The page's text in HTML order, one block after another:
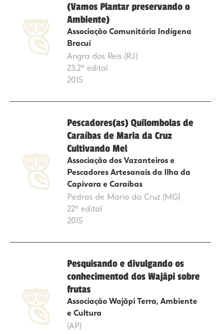
(Vamos Plantar preservando o
Ambiente)
Associação Comunitária Indígena
Bracuí
Angra dos Reis (RJ)
23.2º edital
2015
Pescadores(as) Quilombolas de
Caraíbas de Maria da Cruz
Cultivando Mel
Associação dos Vazanteiros e
Pescadores Artesanais da Ilha da
Capivara e Caraíbas
Pedras de Maria da Cruz (MG)
22º edital
2015
Pesquisando e divulgando os
conhecimentod dos Wajâpi sobre
frutas
Associação Wajãpi Terra, Ambiente
e Cultura
(AP)